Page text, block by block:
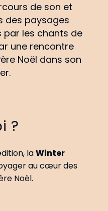
de son et
des paysages
par les chants de
une rencontre
Noël dans son
?
laWinter
au cœur des
Noël.